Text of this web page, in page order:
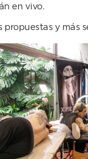
en vivo.
propuestas y más